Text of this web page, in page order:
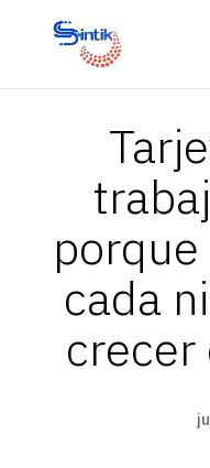
cada
crecer